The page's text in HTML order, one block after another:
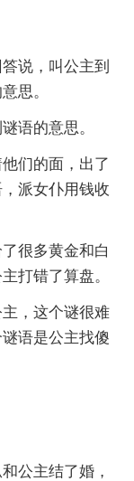
说，叫公主到
思。
语的意思。
们的面，出了
派女仆用钱收
很多黄金和白
打错了算盘。
，这个谜很难
语是公主找傻
公主结了婚，